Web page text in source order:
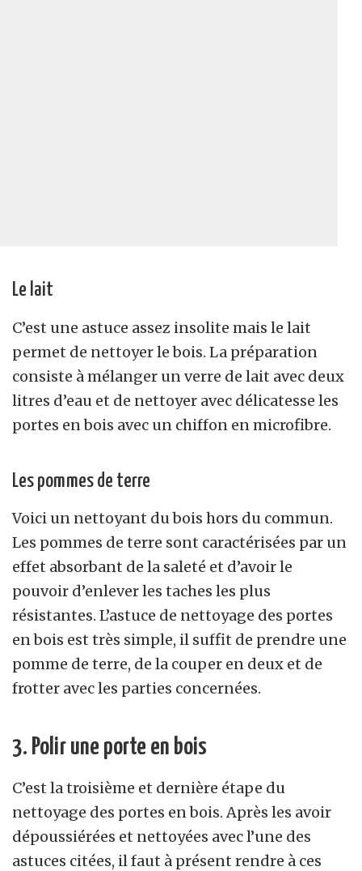
Le lait
C’est une astuce assez insolite mais le lait
permet de nettoyer le bois. La préparation
consiste à mélanger un verre de lait avec deux
litres d’eau et de nettoyer avec délicatesse les
portes en bois avec un chiffon en microfibre.
Les pommes de terre
Voici un nettoyant du bois hors du commun.
Les pommes de terre sont caractérisées par un
effet absorbant de la saleté et d’avoir le
pouvoir d’enlever les taches les plus
résistantes. L’astuce de nettoyage des portes
en bois est très simple, il suffit de prendre une
pomme de terre, de la couper en deux et de
frotter avec les parties concernées.
3. Polir une porte en bois
C’est la troisième et dernière étape du
nettoyage des portes en bois. Après les avoir
dépoussiérées et nettoyées avec l’une des
astuces citées, il faut à présent rendre à ces